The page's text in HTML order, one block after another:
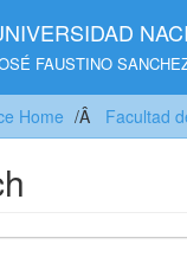
FAUSTINO
Home Facultad